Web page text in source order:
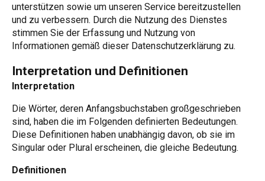
unterstützen sowie um unseren Service bereitzustellen
und zu verbessern. Durch die Nutzung des Dienstes
stimmen Sie der Erfassung und Nutzung von
Informationen gemäß dieser Datenschutzerklärung zu.
Interpretation und Definitionen
Interpretation
Die Wörter, deren Anfangsbuchstaben großgeschrieben
sind, haben die im Folgenden definierten Bedeutungen.
Diese Definitionen haben unabhängig davon, ob sie im
Singular oder Plural erscheinen, die gleiche Bedeutung.
Definitionen